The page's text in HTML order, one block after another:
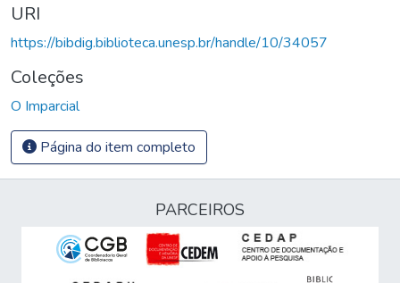
URI
https://bibdig.biblioteca.unesp.br/handle/10/34057
Coleções
O Imparcial
Página do item completo
PARCEIROS